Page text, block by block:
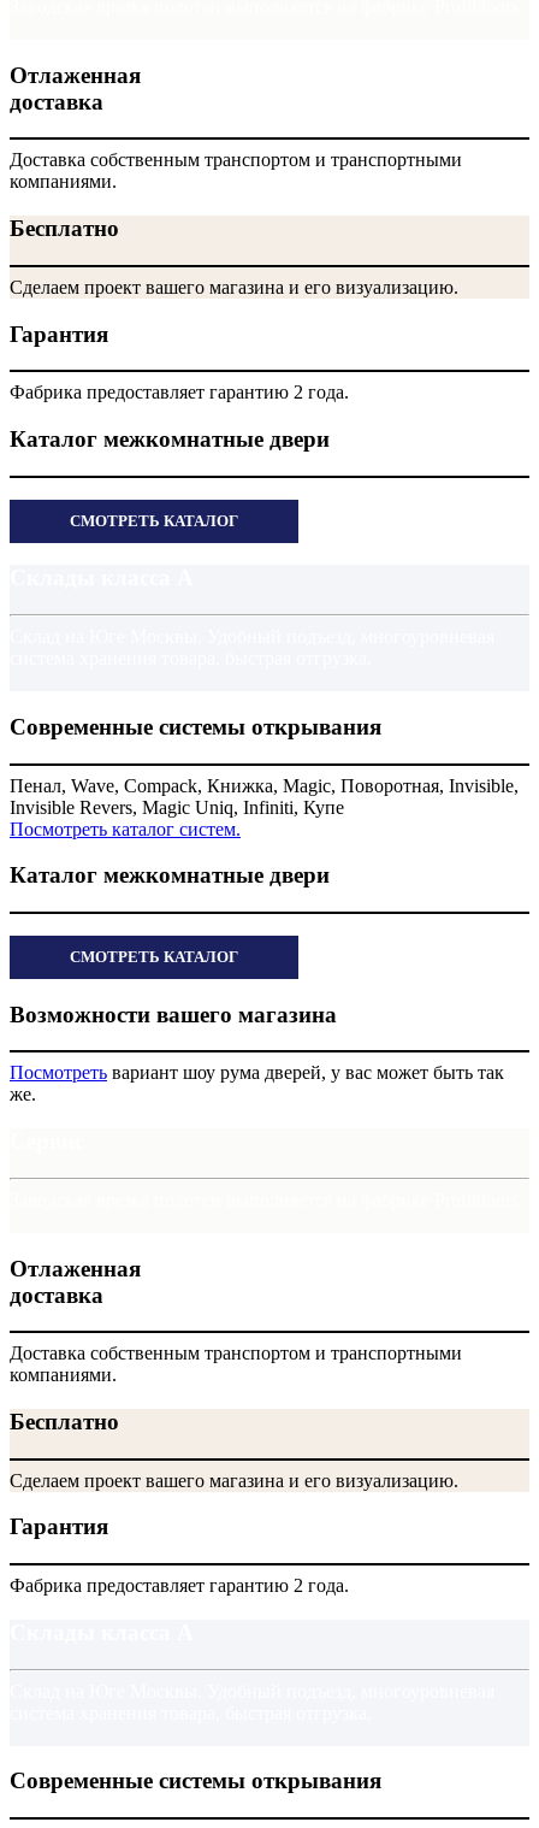
Отлаженная
доставка
Доставка собственным транспортом и транспортными
компаниями.
Бесплатно
Сделаем проект вашего магазина и его визуализацию.
Гарантия
Фабрика предоставляет гарантию 2 года.
Каталог межкомнатные двери
СМОТРЕТЬ КАТАЛОГ
Современные системы открывания
Пенал, Wave, Compack, Книжка, Magic, Поворотная, Invisible,
Invisible Revers, Magic Uniq, Infiniti, Купе
Посмотреть каталог систем.
Каталог межкомнатные двери
СМОТРЕТЬ КАТАЛОГ
Возможности вашего магазина
Посмотреть вариант шоу рума дверей, у вас может быть так
же.
Отлаженная
доставка
Доставка собственным транспортом и транспортными
компаниями.
Бесплатно
Сделаем проект вашего магазина и его визуализацию.
Гарантия
Фабрика предоставляет гарантию 2 года.
Современные системы открывания